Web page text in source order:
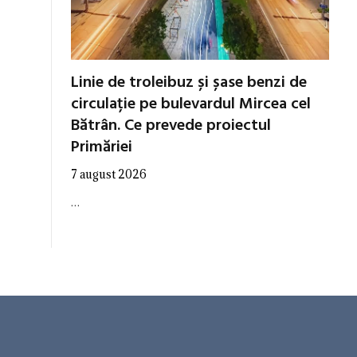
Linie de troleibuz și șase benzi de
circulație pe bulevardul Mircea cel
Bătrân. Ce prevede proiectul
Primăriei
7 august 2026
…